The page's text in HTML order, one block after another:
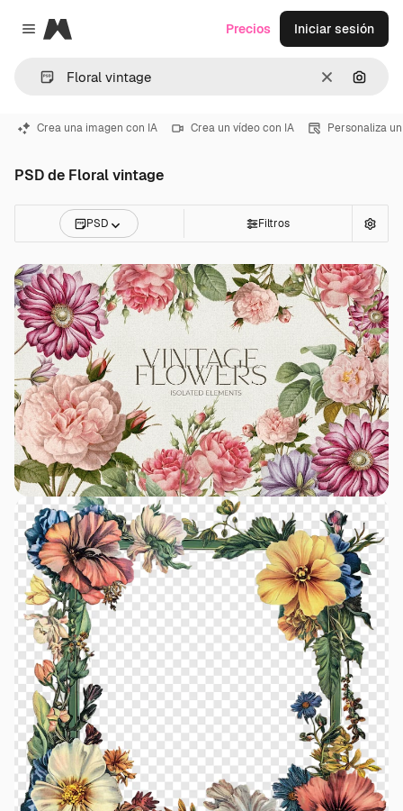
Close menu
Magnific
Borrar
Precios Iniciar sesión
Crea una imagen con IA Crea un vídeo con IA Personaliza
PSD de Floral vintage
PSD Filtros